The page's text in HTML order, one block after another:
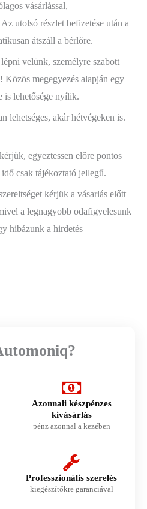
vásárlással,
utolsó részlet befizetése után a
átszáll a bérlőre.
velünk, személyre szabott
megegyezés alapján egy
is lehetősége nyílik.
lehetséges, akár hétvégeken is.
egyeztessen előre pontos
csak tájékoztató jellegű.
kérjük a vásarlás előtt
a legnagyobb odafigyelesunk
hibázunk a hirdetés
Azonnali készpénzes
kivásárlás
pénz azonnal a kezében
Professzionális szerelés
kiegészítőkre garanciával